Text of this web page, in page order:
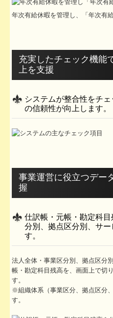
年次有給休暇を管理し、「年次有
充実したチェック機能
上を支援
システムが整合性をチ
の信頼性が向上します。
事業運営に役立つデー
握
仕訳帳・元帳・勘定科
分別、拠点区分別、サ
す。
法人全体・事業区分別、拠点区分
帳・勘定科目残高を、画面上で切
す。
※組織体系（事業区分、拠点区分
す。